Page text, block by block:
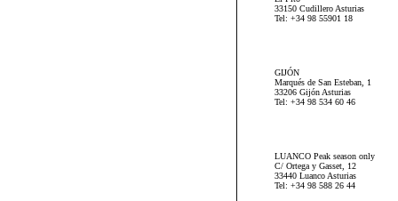
33150 Cudillero Asturias
Tel: +34 98 55901 18
GIJÓN
Marqués de San Esteban, 1
33206 Gijón Asturias
Tel: +34 98 534 60 46
LUANCO Peak season only
C/ Ortega y Gasset, 12
33440 Luanco Asturias
Tel: +34 98 588 26 44